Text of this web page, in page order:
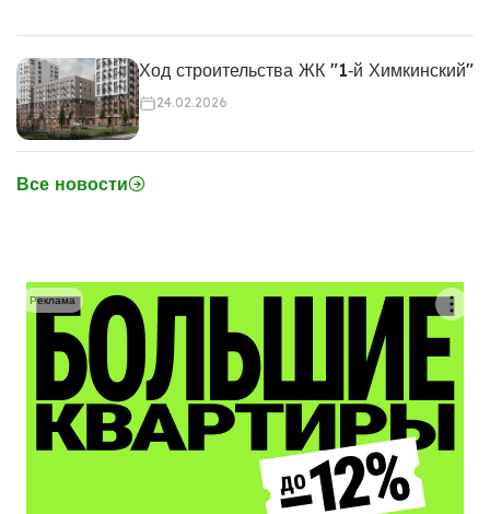
Ход строительства ЖК "1‑й Химкинский"
24.02.2026
Все новости
Реклама